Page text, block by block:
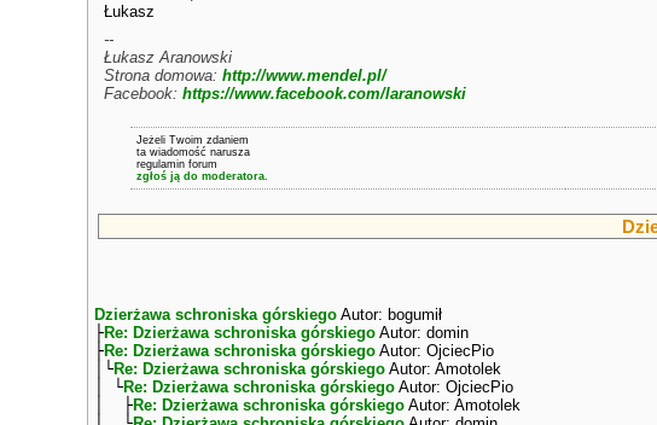
Łukasz
--
Łukasz Aranowski
Strona domowa: http://www.mendel.pl/
Facebook: https://www.facebook.com/laranowski
Jeżeli Twoim zdaniem
ta wiadomość narusza
regulamin forum
zgłoś ją do moderatora.
Dzierżawa schroniska górskiego Autor: bogumił
├Re: Dzierżawa schroniska górskiego Autor: domin
├Re: Dzierżawa schroniska górskiego Autor: OjciecPio
│└Re: Dzierżawa schroniska górskiego Autor: Amotolek
│ └Re: Dzierżawa schroniska górskiego Autor: OjciecPio
│ ├Re: Dzierżawa schroniska górskiego Autor: Amotolek